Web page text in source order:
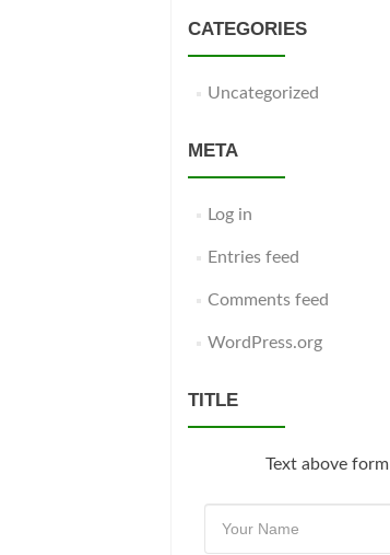
CATEGORIES
Uncategorized
META
Log in
Entries feed
Comments feed
WordPress.org
TITLE
Text above form